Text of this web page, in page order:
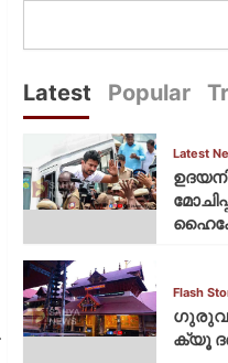
Latest Popular
Latest
Flash
ക്യൂ